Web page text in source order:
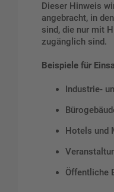
Dieser Hinweis
angebracht, in
sind, die nur mit
zugänglich sind.
Beispiele für
Industrie-
Hotels und
Öffentliche